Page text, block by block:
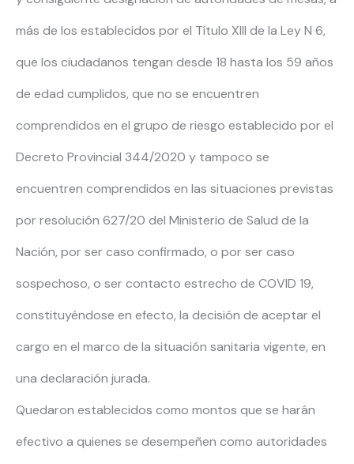
más de los establecidos por el Título XIII de la Ley N 6,
que los ciudadanos tengan desde 18 hasta los 59 años
de edad cumplidos, que no se encuentren
comprendidos en el grupo de riesgo establecido por el
Decreto Provincial 344/2020 y tampoco se
encuentren comprendidos en las situaciones previstas
por resolución 627/20 del Ministerio de Salud de la
Nación, por ser caso confirmado, o por ser caso
sospechoso, o ser contacto estrecho de COVID 19,
constituyéndose en efecto, la decisión de aceptar el
cargo en el marco de la situación sanitaria vigente, en
una declaración jurada.
Quedaron establecidos como montos que se harán
efectivo a quienes se desempeñen como autoridades